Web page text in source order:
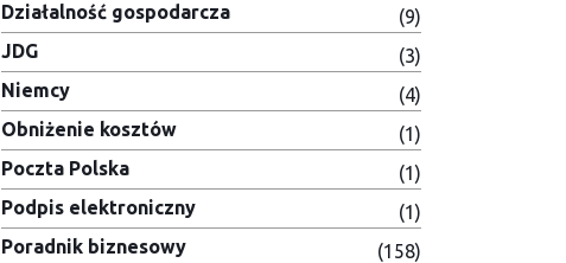
Działalność gospodarcza
(9)
JDG
(3)
Niemcy
(4)
Obniżenie kosztów
(1)
Poczta Polska
(1)
Podpis elektroniczny
(1)
Poradnik biznesowy
(158)